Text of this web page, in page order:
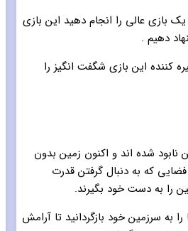
بازی عالی را انجام دهید این بازی
دهیم .
کننده این بازی شگفت انگیز را
شده اند و اکنون زمین بدون
که به دنبال گرفتن قدرت
را به دست خود بگیرند.
به سرزمین خود بازگردانید تا آرامش